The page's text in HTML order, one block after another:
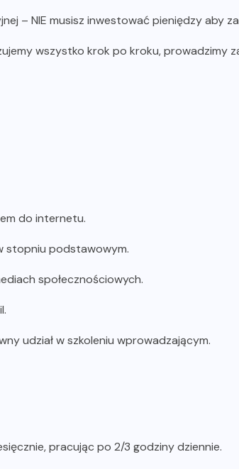
– NIE musisz inwestować pieniędzy aby
wszystko krok po kroku, prowadzimy
do internetu.
stopniu podstawowym.
społecznościowych.
udział w szkoleniu wprowadzającym.
pracując po 2/3 godziny dziennie.